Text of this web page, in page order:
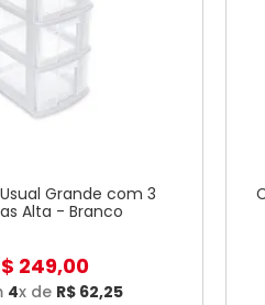
Grande com 3
Alta - Branco
249,00
4x de R$ 62,25